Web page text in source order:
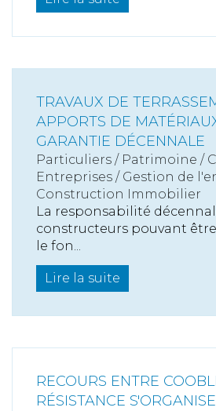
TRAVAUX DE
APPORTS DE
GARANTIE DÉCENNALE
Particuliers / Patrimoine /
Entreprises / Gestion de
Construction Immobilier
La responsabilité
constructeurs pouvant
le fon...
Lire la suite
RECOURS ENTRE
RÉSISTANCE